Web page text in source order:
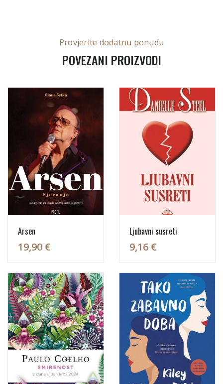
Provjerite dodatnu ponudu
POVEZANI PROIZVODI
Arsen
19,90 €
Ljubavni susreti
9,16 €